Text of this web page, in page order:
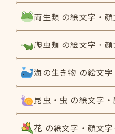
両生類 の絵文字・
爬虫類 の絵文字・
海の生き物 の絵文
昆虫・虫 の絵文字
花 の絵文字・顔文